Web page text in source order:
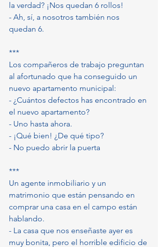
la verdad? ¡Nos quedan 6 rollos!
- Ah, sí, a nosotros también nos
quedan 6.
***
Los compañeros de trabajo preguntan
al afortunado que ha conseguido un
nuevo apartamento municipal:
- ¿Cuántos defectos has encontrado en
el nuevo apartamento?
- Uno hasta ahora.
- ¡Qué bien! ¿De qué tipo?
- No puedo abrir la puerta
***
Un agente inmobiliario y un
matrimonio que están pensando en
comprar una casa en el campo están
hablando.
- La casa que nos enseñaste ayer es
muy bonita, pero el horrible edificio de